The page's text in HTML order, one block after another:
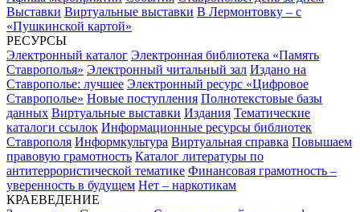
Выставки Виртуальные выставки В Лермонтовку – с
«Пушкинской картой»
РЕСУРСЫ
Электронный каталог Электронная библиотека «Память
Ставрополья» Электронный читальный зал Издано на
Ставрополье: лучшее Электронный ресурс «Цифровое
Ставрополье» Новые поступления Полнотекстовые базы
данных Виртуальные выставки Издания Тематические
каталоги ссылок Информационные ресурсы библиотек
Ставрополя Информкультура Виртуальная справка Повышаем
правовую грамотность Каталог литературы по
антитеррористической тематике Финансовая грамотность –
уверенность в будущем Нет – наркотикам
КРАЕВЕДЕНИЕ